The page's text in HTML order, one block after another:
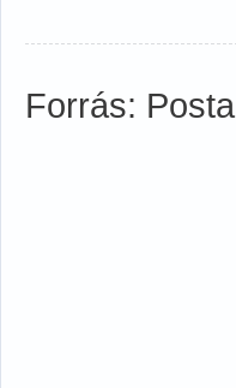
Forrás: Posta